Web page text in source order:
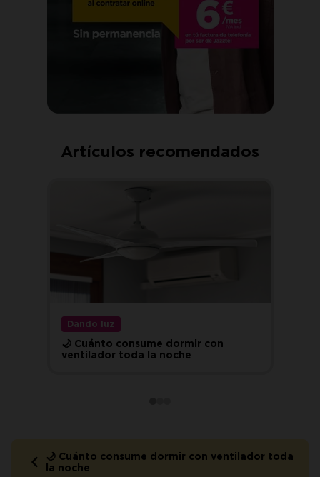
Artículos recomendados
Dando luz
🌙 Cuánto consume dormir con
ventilador toda la noche
🌙 Cuánto consume dormir con ventilador toda
la noche